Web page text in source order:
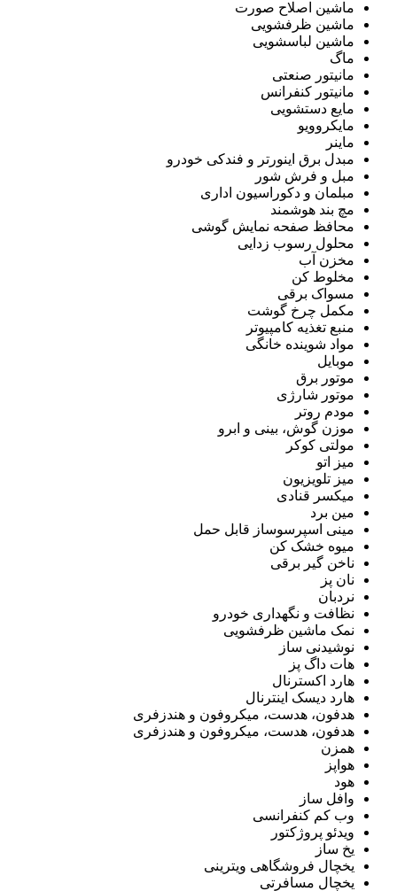
ماشین اصلاح صورت
ماشین ظرفشویی
ماشین لباسشویی
ماگ
مانیتور صنعتی
مانیتور کنفرانس
مایع دستشویی
مایکروویو
ماینر
مبدل برق اینورتر و فندکی خودرو
مبل و فرش شور
مبلمان و دکوراسیون اداری
مچ بند هوشمند
محافظ صفحه نمایش گوشی
محلول رسوب زدایی
مخزن آب
مخلوط کن
مسواک برقی
مکمل چرخ گوشت
منبع تغذیه کامپیوتر
مواد شوینده خانگی
موبایل
موتور برق
موتور شارژی
مودم روتر
موزن گوش، بینی و ابرو
مولتی کوکر
میز اتو
میز تلویزیون
میکسر قنادی
مین برد
مینی اسپرسوساز قابل حمل
میوه خشک کن
ناخن گیر برقی
نان پز
نردبان
نظافت و نگهداری خودرو
نمک ماشین ظرفشویی
نوشیدنی ساز
هات داگ پز
هارد اکسترنال
هارد دیسک اینترنال
هدفون، هدست، میکروفون و هندزفری
هدفون، هدست، میکروفون و هندزفری
همزن
هواپز
هود
وافل ساز
وب کم کنفرانسی
ویدئو پروژکتور
یخ ساز
یخچال فروشگاهی ویترینی
یخچال مسافرتی